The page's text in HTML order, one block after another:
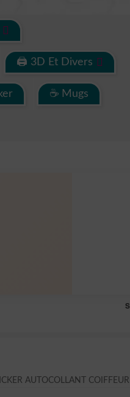
🖨 3D Et Divers
☕ Mugs
AUTOCOLLANT